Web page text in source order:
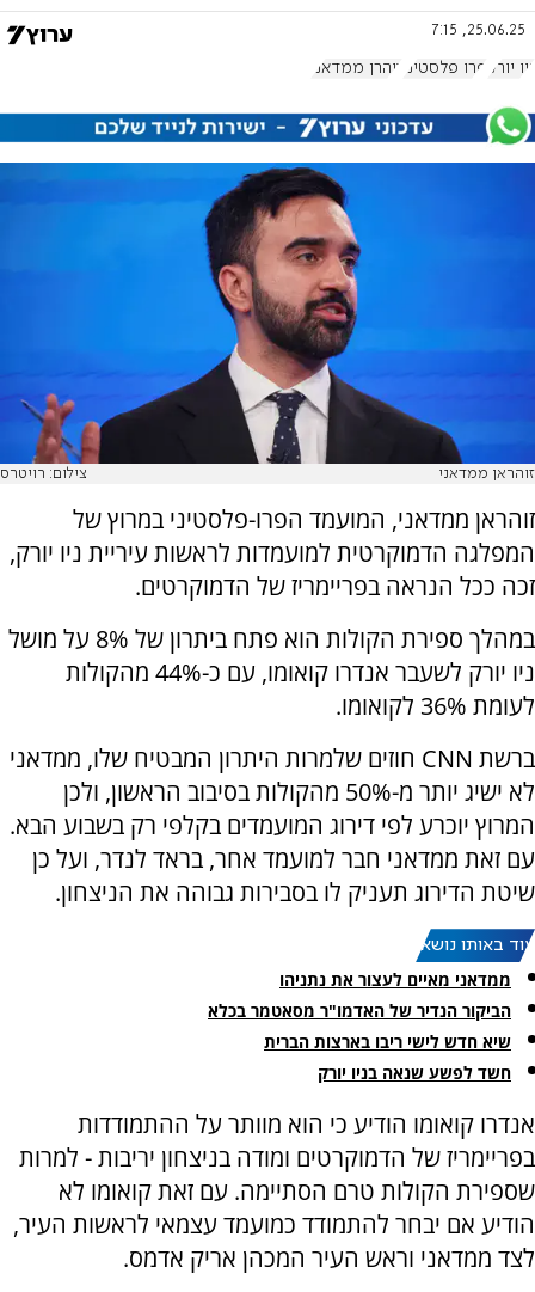
25.06.25, 7:15
ניו יורק פרו פלסטיני זוהרן ממדאני
זוהראן ממדאני צילום: רויטרס
זוהראן ממדאני, המועמד הפרו-פלסטיני במרוץ של
המפלגה הדמוקרטית למועמדות לראשות עיריית ניו יורק,
זכה ככל הנראה בפריימריז של הדמוקרטים.
במהלך ספירת הקולות הוא פתח ביתרון של 8% על מושל
ניו יורק לשעבר אנדרו קואומו, עם כ-44% מהקולות
לעומת 36% לקואומו.
ברשת CNN חוזים שלמרות היתרון המבטיח שלו, ממדאני
לא ישיג יותר מ-50% מהקולות בסיבוב הראשון, ולכן
המרוץ יוכרע לפי דירוג המועמדים בקלפי רק בשבוע הבא.
עם זאת ממדאני חבר למועמד אחר, בראד לנדר, ועל כן
שיטת הדירוג תעניק לו בסבירות גבוהה את הניצחון.
עוד באותו נושא:
ממדאני מאיים לעצור את נתניהו
הביקור הנדיר של האדמו"ר מסאטמר בכלא
שיא חדש לישי ריבו בארצות הברית
חשד לפשע שנאה בניו יורק
אנדרו קואומו הודיע כי הוא מוותר על ההתמודדות
בפריימריז של הדמוקרטים ומודה בניצחון יריבות - למרות
שספירת הקולות טרם הסתיימה. עם זאת קואומו לא
הודיע אם יבחר להתמודד כמועמד עצמאי לראשות העיר,
לצד ממדאני וראש העיר המכהן אריק אדמס.